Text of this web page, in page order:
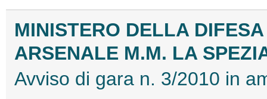
MINISTERO DELLA DIFESA
ARSENALE M.M. LA
Avviso di gara n. 3/2010 in